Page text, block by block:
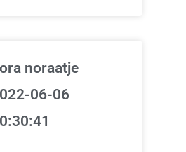
noraatje
06-06